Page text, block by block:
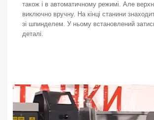
також і в автоматичному режимі. Але
виключно вручну. На кінці станини
зі шпинделем. У ньому встановлений
деталі.